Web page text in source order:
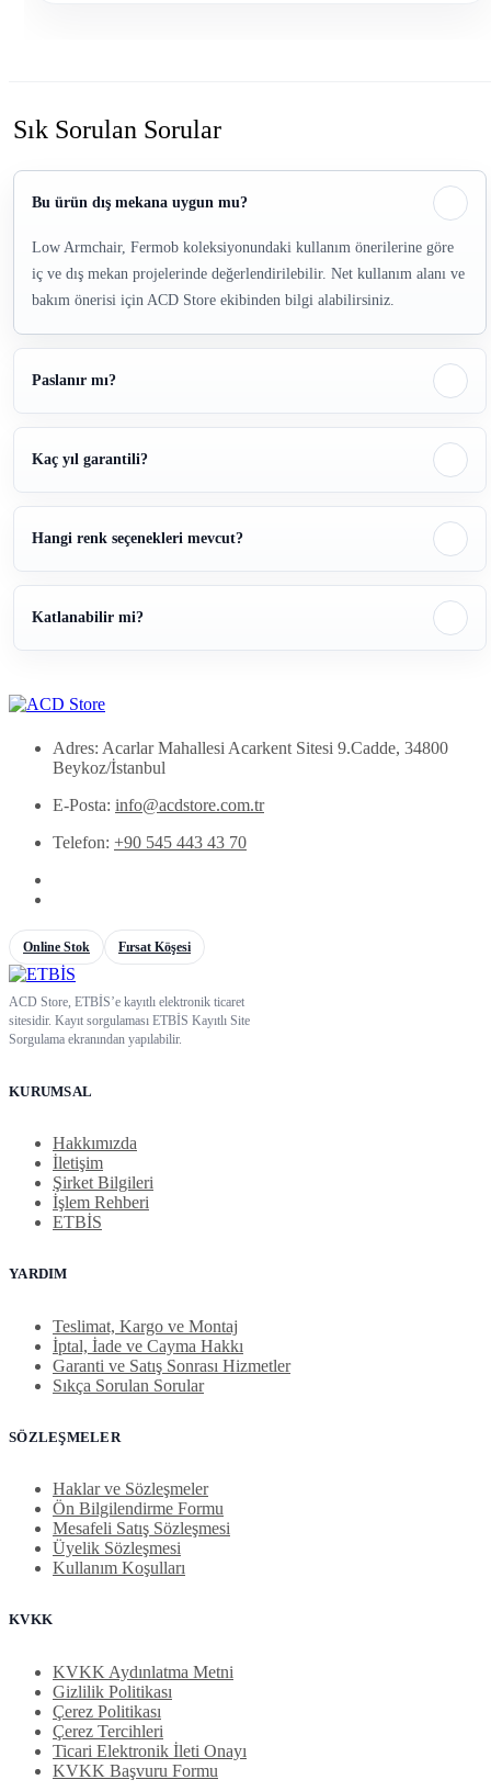
Sık Sorulan Sorular
Bu ürün dış mekana uygun mu?
Low Armchair, Fermob koleksiyonundaki kullanım önerilerine göre
iç ve dış mekan projelerinde değerlendirilebilir. Net kullanım alanı ve
bakım önerisi için ACD Store ekibinden bilgi alabilirsiniz.
Paslanır mı?
Kaç yıl garantili?
Hangi renk seçenekleri mevcut?
Katlanabilir mi?
Adres: Acarlar Mahallesi Acarkent Sitesi 9.Cadde, 34800
Beykoz/İstanbul
E-Posta: info@acdstore.com.tr
Telefon: +90 545 443 43 70
Online Stok Fırsat Köşesi
ACD Store, ETBİS’e kayıtlı elektronik ticaret
sitesidir. Kayıt sorgulaması ETBİS Kayıtlı Site
Sorgulama ekranından yapılabilir.
KURUMSAL
Hakkımızda
İletişim
Şirket Bilgileri
İşlem Rehberi
ETBİS
YARDIM
Teslimat, Kargo ve Montaj
İptal, İade ve Cayma Hakkı
Garanti ve Satış Sonrası Hizmetler
Sıkça Sorulan Sorular
SÖZLEŞMELER
Haklar ve Sözleşmeler
Ön Bilgilendirme Formu
Mesafeli Satış Sözleşmesi
Üyelik Sözleşmesi
Kullanım Koşulları
KVKK
KVKK Aydınlatma Metni
Gizlilik Politikası
Çerez Politikası
Çerez Tercihleri
Ticari Elektronik İleti Onayı
KVKK Başvuru Formu